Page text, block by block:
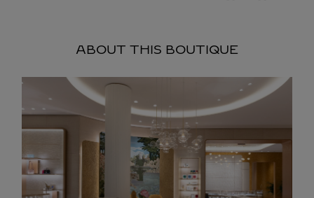
ABOUT THIS BOUTIQUE